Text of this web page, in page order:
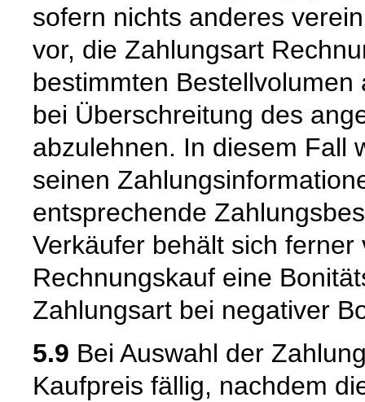
sofern nichts anderes
vor, die Zahlungsart
bestimmten
bei Überschreitung des
abzulehnen. In diesem Fall
seinen
entsprechende
Verkäufer behält sich
Rechnungskauf eine
Zahlungsart bei negativer
5.9 Bei Auswahl der
Kaufpreis fällig, nachdem